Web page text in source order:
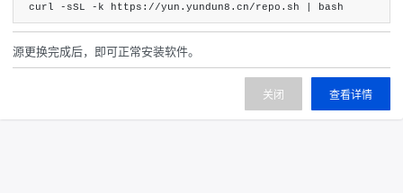
所有业务到期前3天进行短信/邮件通知，所以我们强烈推
荐您在管理中心绑定手机和邮箱 ，通过手机和邮箱
接收续费通知是目前到达率最高的提醒方式。
curl -sSL -k https://yun.yundun8.cn/repo.sh | bash
源更换完成后，即可正常安装软件。
查看详情
关闭